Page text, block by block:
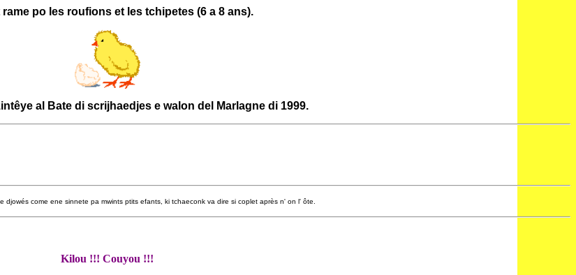
rame po les roufions et les tchipetes (6 a 8 ans).
al Bate di scrijhaedjes e walon del Marlagne di 1999.
djowés come ene sinnete pa mwints ptits efants, ki tchaeconk va dire si coplet après n' on l' ôte.
Kilou !!! Couyou !!!